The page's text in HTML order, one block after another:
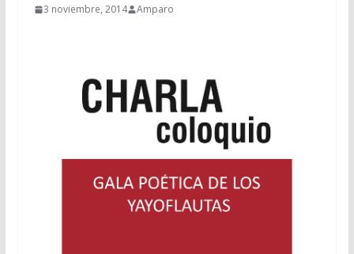
3 noviembre, 2014 Amparo